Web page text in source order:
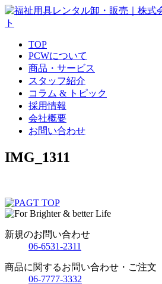
TOP
PCWについて
商品・サービス
スタッフ紹介
コラム & トピック
採用情報
会社概要
お問い合わせ
IMG_1311
新規のお問い合わせ
06-6531-2311
商品に関するお問い合わせ・ご注文
06-7777-3332